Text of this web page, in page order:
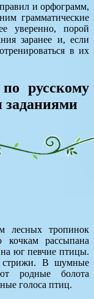
и орфограмм,
грамматические
уверенно, порой
заранее и, если
в их
русскому
заданиями
лесных тропинок
рассыпана
юг певчие птицы.
стрижи. В шумные
родные болота
голоса птиц.